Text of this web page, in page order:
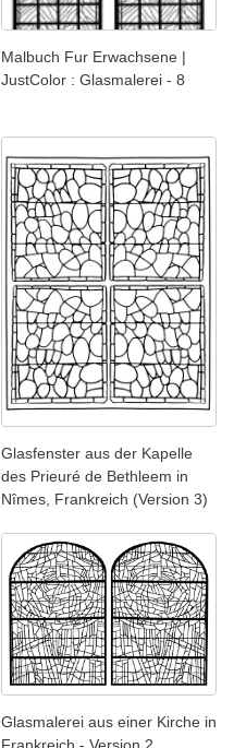
Malbuch Fur Erwachsene |
JustColor : Glasmalerei - 8
Glasfenster aus der Kapelle
des Prieuré de Bethleem in
Nîmes, Frankreich (Version 3)
Glasmalerei aus einer Kirche in
Frankreich - Version 2